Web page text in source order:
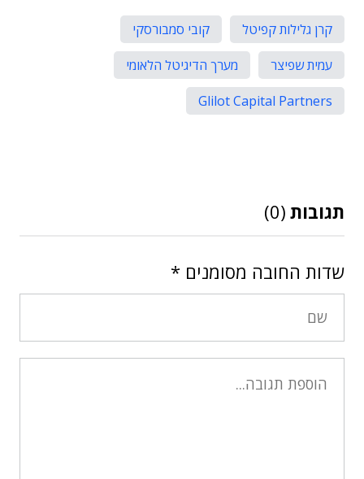
קרן גלילות קפיטל
קובי סמבורסקי
עמית שפיצר
מערך הדיגיטל הלאומי
Glilot Capital Partners
תגובות (0)
שדות החובה מסומנים *